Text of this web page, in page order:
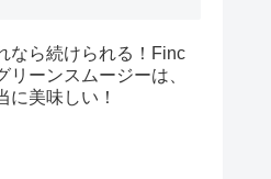
なら続けられる！Finc
リーンスムージーは、
に美味しい！